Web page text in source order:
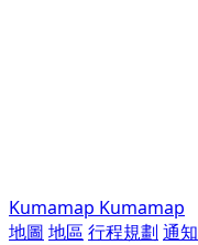
Kumamap Kumamap
地圖 地區 行程規劃 通知